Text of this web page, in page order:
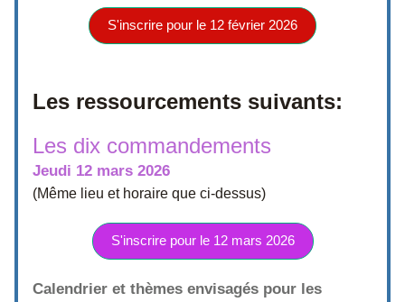
S'inscrire pour le 12 février 2026
Les ressourcements suivants:
Les dix commandements
Jeudi 12 mars 2026
(Même lieu et horaire que ci-dessus)
S'inscrire pour le 12 mars 2026
Calendrier et thèmes envisagés pour les